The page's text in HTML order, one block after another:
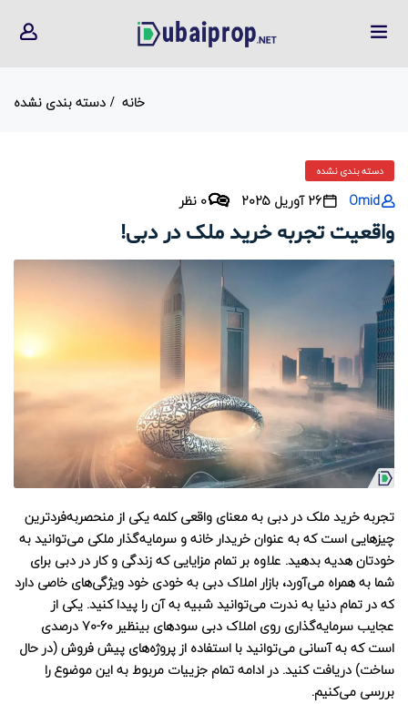
خانه دسته بندی نشده
دسته بندی نشده
Omid 26 آوریل 2025 0 نظر
واقعیت تجربه خرید ملک در دبی!
تجربه خرید ملک در دبی به معنای واقعی کلمه یکی از منحصربه‌فردترین
چیزهایی است که به عنوان خریدار خانه و سرمایه‌گذار ملکی می‌توانید به
خودتان هدیه بدهید. علاوه بر تمام مزایایی که زندگی و کار در دبی برای
شما به همراه می‌آورد، بازار املاک دبی به خودی خود ویژگی‌های خاصی دارد
که در تمام دنیا به ندرت می‌توانید شبیه به آن را پیدا کنید. یکی از
عجایب سرمایه‌گذاری روی املاک دبی سودهای بینظیر 60-70 درصدی
است که به آسانی می‌توانید با استفاده از پروژه‌های پیش فروش (در حال
ساخت) دریافت کنید. در ادامه تمام جزییات مربوط به این موضوع را
بررسی می‌کنیم.